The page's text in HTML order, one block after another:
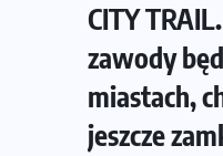
CITY
zawody
miastach,
jeszcze